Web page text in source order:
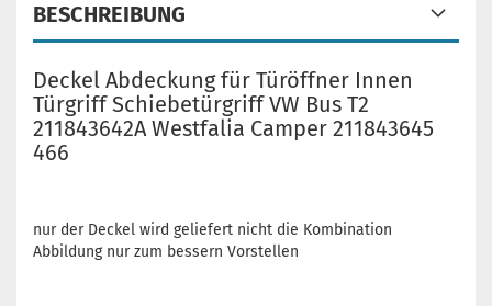
BESCHREIBUNG
Deckel Abdeckung für Türöffner Innen
Türgriff Schiebetürgriff VW Bus T2
211843642A Westfalia Camper 211843645
466
nur der Deckel wird geliefert nicht die Kombination
Abbildung nur zum bessern Vorstellen